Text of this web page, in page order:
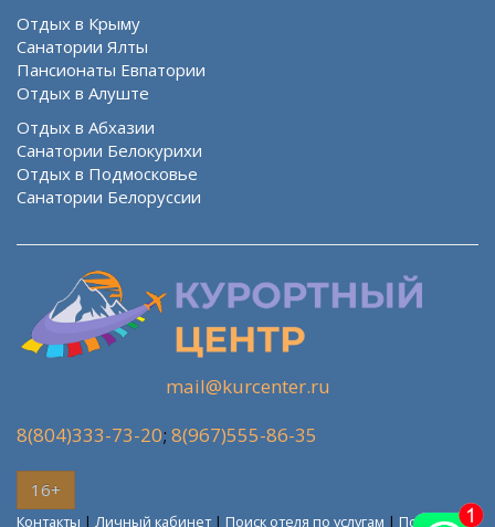
Отдых в Крыму
Санатории Ялты
Пансионаты Евпатории
Отдых в Алуште
Отдых в Абхазии
Санатории Белокурихи
Отдых в Подмосковье
Санатории Белоруссии
mail@kurcenter.ru
8(804)333-73-20; 8(967)555-86-35
16+
Контакты | Личный кабинет| Поиск отеля по услугам | Поиск